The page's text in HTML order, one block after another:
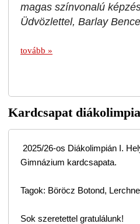
magas színvonalú
Üdvözlettel, Barlay
tovább »
Kardcsapat
2025/26-os Diákolimpián I.
Gimnázium kardcsapata.
Tagok: Böröcz Botond,
Sok szeretettel gratulálunk!